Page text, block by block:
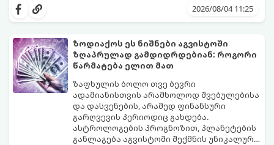
ყველაზე ბედნიერი თვე აღმოჩნდება.
2026/08/04 11:25
ზოდიაქოს ეს ნიშნები აგვისტოში
ზღაპრულად გამდიდრდებიან: როგორი
წარმატება ელით მათ
ზაფხულის ბოლო თვე ბევრი
ადამიანისთვის არამხოლოდ შვებულებისა
და დასვენების, არამედ ფინანსური
გარღვევის პერიოდიც გახდება.
ასტროლოგების პროგნოზით, პლანეტების
განლაგება აგვისტოში შექმნის უნიკალურ